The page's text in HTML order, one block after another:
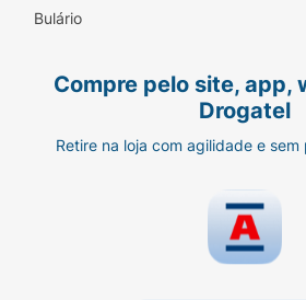
fosse utilizá-lo.
Deixe agir por 30 minutos.
Aguarde 24 horas e se neste
ou na sua proximidade, fica
hipersensibilidade da pessoa
portanto, o produto não deve
Bulário
Compre pelo site, app,
Drogatel
Retire na loja com agilidade e